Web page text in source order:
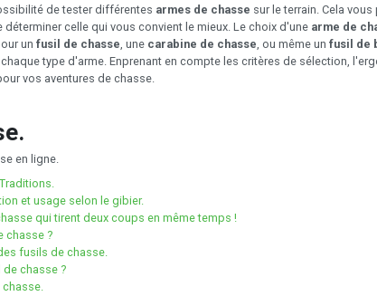
de tester différentes armes de chasse sur le terrain. Cela
celle qui vous convient le mieux. Le choix d'une arme de
un fusil de chasse , une carabine de chasse , ou même un fusil de
type d'arme. Enprenant en compte les critères de sélection,
vos aventures de chasse.
en ligne.
et usage selon le gibier.
qui tirent deux coups en même temps !
chasse ?
fusils de chasse.
chasse ?
chasse.